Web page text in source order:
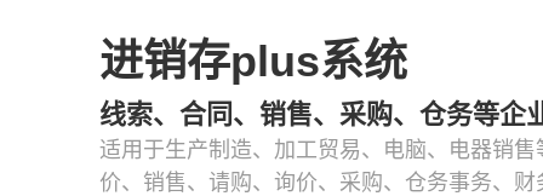
进销存plus系统
线索、合同、销售、采购、仓务等企
适用于生产制造、加工贸易、电脑、电器销
价、销售、请购、询价、采购、仓务事务、